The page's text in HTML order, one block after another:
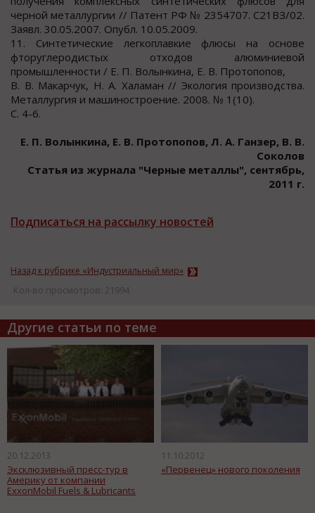
черной металлургии // Патент РФ № 2354707. С21ВЗ/02.
Заявл. 30.05.2007. Опубл. 10.05.2009.
11. Синтетические легкоплавкие флюсы на основе
фторуглеродистых отходов алюминиевой
промышленности / Е. П. Волынкина, Е. В. Протопопов,
B. В. Макарчук, Н. А. Халаман // Экология производства.
Металлургия и машиностроение. 2008. № 1(10).
C. 4-6.
Е. П. Волынкина, Е. В. Протопопов, Л. А. Ганзер, В. В.
Соколов
Статья из журнала "Черные металлы", сентябрь,
2011 г.
Подписаться на рассылку новостей
Назад к рубрике «Индустриальный мир»
Кол-во просмотров: 21994
Другие статьи по теме
20.12.2013
Эксклюзивный пресс-тур в
Америку от компании
ExxonMobil Fuels & Lubricants
11.10.2012
«Первенец» нового поколения